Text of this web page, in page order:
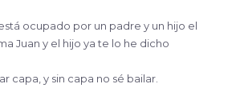
ocupado por un padre y un hijo el
Juan y el hijo ya te lo he dicho
capa, y sin capa no sé bailar.